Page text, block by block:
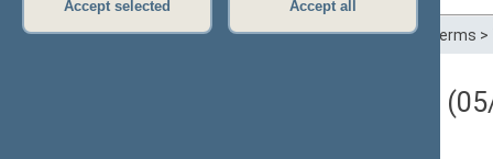
Accept selected Accept all
Home>Plenary sittings>Parliamentary terms >
Darbotvarkės klausimas